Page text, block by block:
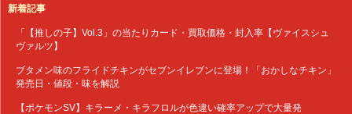
新着記事
「【推しの子】Vol.3」の当たりカード・買取価格・封入率【ヴァイスシュ
ヴァルツ】
ブタメン味のフライドチキンがセブンイレブンに登場！「おかしなチキン」
発売日・値段・味を解説
【ポケモンSV】キラーメ・キラフロルが色違い確率アップで大量発